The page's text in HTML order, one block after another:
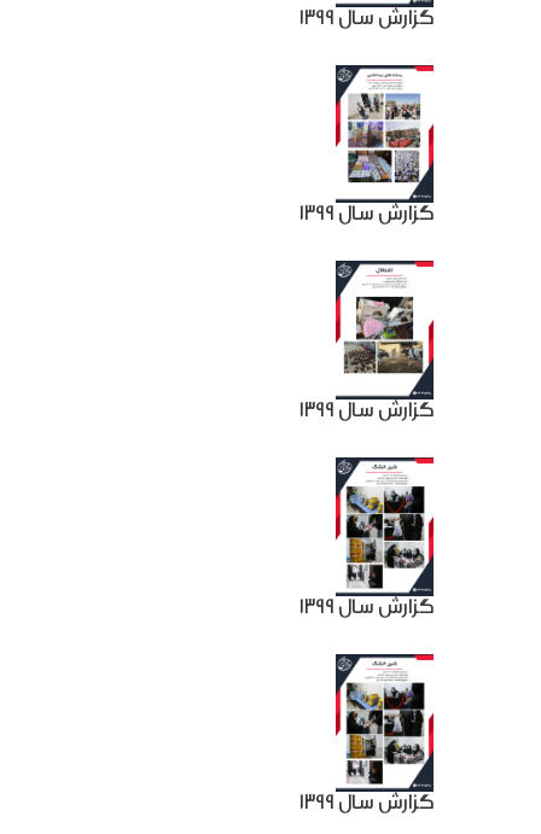
گزارش سال 1399
گزارش سال 1399
گزارش سال 1399
گزارش سال 1399
گزارش سال 1399